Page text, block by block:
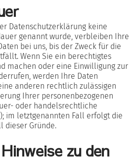
Datenschutzerklärung keine
genannt wurde, verbleiben Ihre
bei uns, bis der Zweck für die
Wenn Sie ein berechtigtes
machen oder eine Einwilligung zur
werden Ihre Daten
anderen rechtlich zulässigen
Ihrer personenbezogenen
oder handelsrechtliche
im letztgenannten Fall erfolgt die
dieser Gründe.
zu den